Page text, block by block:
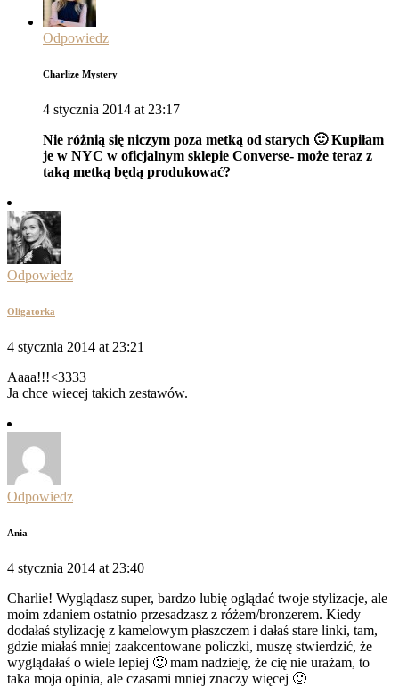
Odpowiedz
Charlize Mystery
4 stycznia 2014 at 23:17
Nie różnią się niczym poza metką od starych 🙂 Kupiłam
je w NYC w oficjalnym sklepie Converse- może teraz z
taką metką będą produkować?
Odpowiedz
Oligatorka
4 stycznia 2014 at 23:21
Aaaa!!!<3333
Ja chce wiecej takich zestawów.
Odpowiedz
Ania
4 stycznia 2014 at 23:40
Charlie! Wyglądasz super, bardzo lubię oglądać twoje stylizacje, ale
moim zdaniem ostatnio przesadzasz z różem/bronzerem. Kiedy
dodałaś stylizację z kamelowym płaszczem i dałaś stare linki, tam,
gdzie miałaś mniej zaakcentowane policzki, muszę stwierdzić, że
wyglądałaś o wiele lepiej 🙂 mam nadzieję, że cię nie urażam, to
taka moja opinia, ale czasami mniej znaczy więcej 🙂